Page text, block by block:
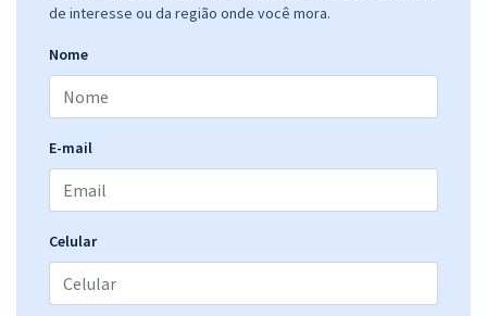
de interesse ou da região onde você mora.
Nome
E-mail
Celular